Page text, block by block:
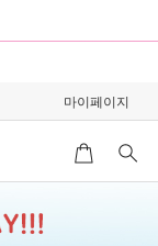
마이페이지